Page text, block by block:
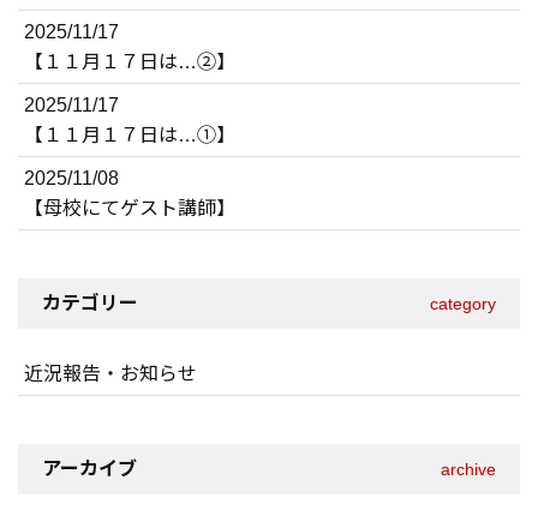
2025/11/17
【１１月１７日は…②】
2025/11/17
【１１月１７日は…①】
2025/11/08
【母校にてゲスト講師】
カテゴリー category
近況報告・お知らせ
アーカイブ archive